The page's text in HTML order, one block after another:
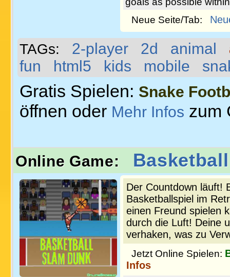
Neue Seite/Tab:
TAGs: 2-player 2d animal
fun
html5 kids mobile
Gratis Spielen: Snake
öffnen oder Mehr Infos zum
Online Game:
Der Countdown läuft!
Basketballspiel im
einen Freund spielen
durch die Luft! Deine
verhaken, was zu
Jetzt Online Spielen:
Infos